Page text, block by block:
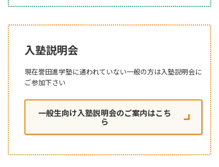
入塾説明会
現在誉田進学塾に通われていない一般の方は入塾説明会に
ご参加下さい
一般生向け入塾説明会のご案内はこち
ら